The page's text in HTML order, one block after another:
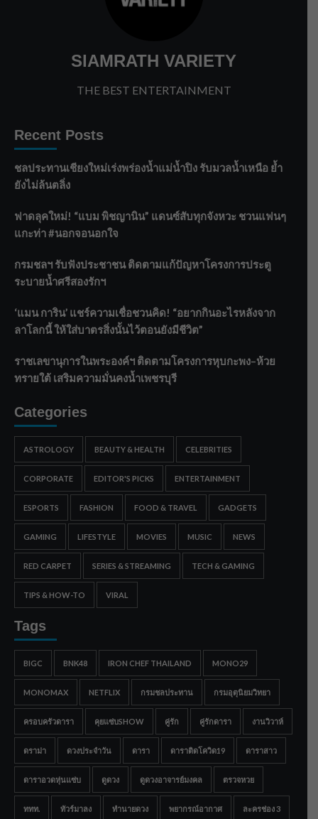
SIAMRATH VARIETY
THE BEST ENTERTAINMENT
Recent Posts
ชลประทานเชียงใหม่เร่งพร่องน้ำแม่น้ำปิง รับมวลน้ำเหนือ ย้ำ
ยังไม่ล้นตลิ่ง
ฟาดลุคใหม่! “แบม พิชญานิน” แดนซ์สับทุกจังหวะ ชวนแฟนๆ
แกะท่า #นอกจอนอกใจ
กรมชลฯ รับฟังประชาชน ติดตามแก้ปัญหาโครงการประตู
ระบายน้ำศรีสองรักฯ
‘แมน การิน’ แชร์ความเชื่อชวนคิด! “อยากกินอะไรหลังจาก
ลาโลกนี้ ให้ใส่บาตรสิ่งนั้นไว้ตอนยังมีชีวิต”
ราชเลขานุการในพระองค์ฯ ติดตามโครงการหุบกะพง–ห้วย
ทรายใต้ เสริมความมั่นคงน้ำเพชรบุรี
Categories
ASTROLOGY BEAUTY & HEALTH CELEBRITIES
CORPORATE EDITOR'S PICKS ENTERTAINMENT
ESPORTS FASHION FOOD & TRAVEL GADGETS
GAMING LIFESTYLE MOVIES MUSIC NEWS
RED CARPET SERIES & STREAMING TECH & GAMING
TIPS & HOW-TO VIRAL
Tags
BIGC BNK48 IRON CHEF THAILAND MONO29
MONOMAX NETFLIX กรมชลประทาน กรมอุตุนิยมวิทยา
ครอบครัวดารา คุยแซ่บSHOW คู่รัก คู่รักดารา งานวิวาห์
ดราม่า ดวงประจำวัน ดารา ดาราติดโควิด19 ดาราสาว
ดาราอวดหุ่นแซ่บ ดูดวง ดูดวงอาจารย์มงคล ตรวจหวย
ททท. ทัวร์มาลง ทำนายดวง พยากรณ์อากาศ ละครช่อง 3